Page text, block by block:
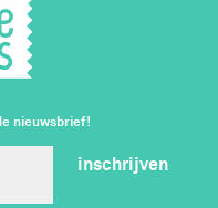
nieuwsbrief!
inschrijven